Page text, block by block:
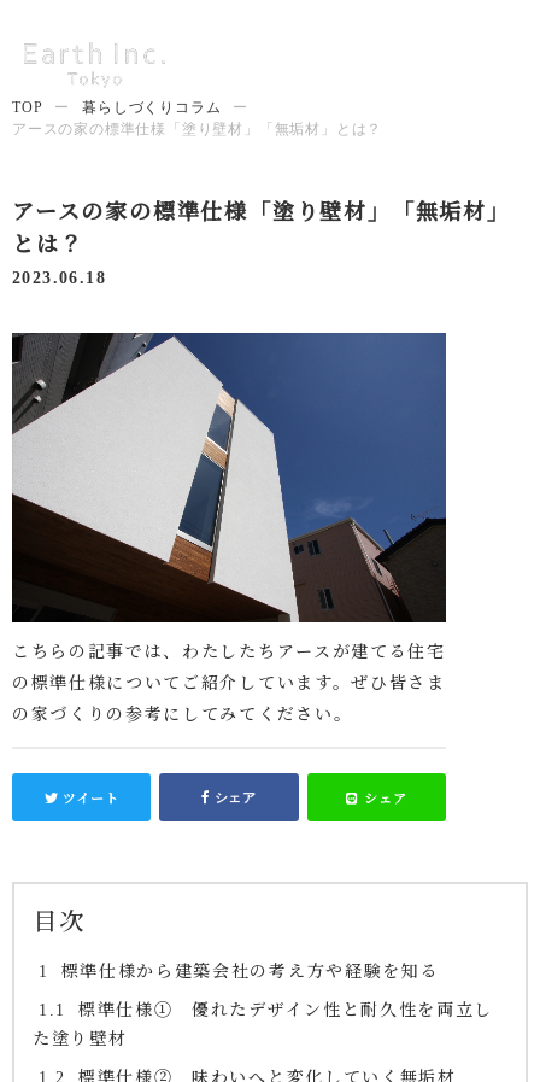
TOP ー 暮らしづくりコラム
ー
アースの家の標準仕様「塗り壁材」「無垢材」とは？
アースの家の標準仕様「塗り壁材」「無垢材」
とは？
2023.06.18
こちらの記事では、わたしたちアースが建てる住宅
の標準仕様についてご紹介しています。ぜひ皆さま
の家づくりの参考にしてみてください。
ツイート シェア シェア
目次
1 標準仕様から建築会社の考え方や経験を知る
1.1
標準仕様① 優れたデザイン性と耐久性を両立し
た塗り壁材
1.2
標準仕様② 味わいへと変化していく無垢材